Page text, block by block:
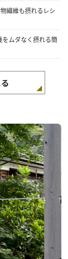
繊維も摂れるレシ
をムダなく摂れる簡